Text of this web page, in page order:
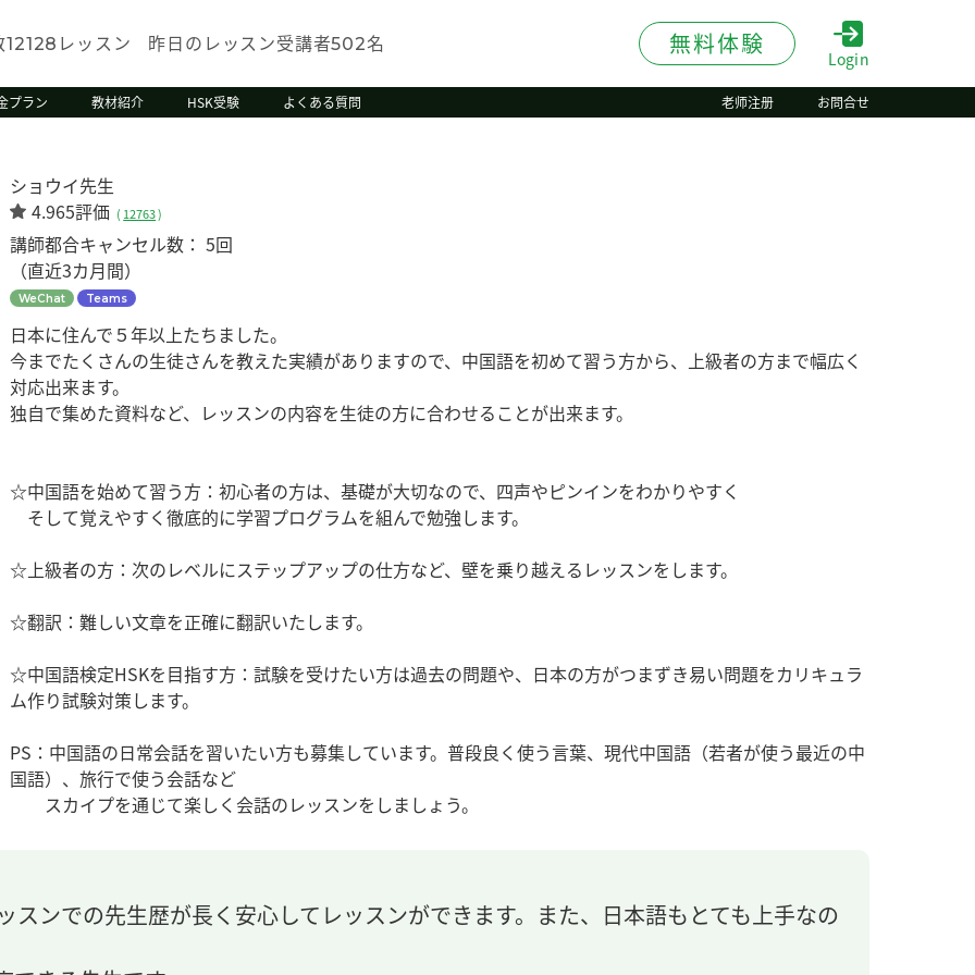
12128 レッスン 昨日のレッスン受講者502名 無料体験
Login
プラン 教材紹介 HSK受験 よくある質問 老师注册 お問合せ
ショウイ先生
4.965評価 ( 12763)
講師都合キャンセル数： 5回
（直近3カ月間）
WeChat Teams
日本に住んで５年以上たちました。
今までたくさんの生徒さんを教えた実績がありますので、中国語を初めて習う方から、上級者の方まで幅広く
対応出来ます。
独自で集めた資料など、レッスンの内容を生徒の方に合わせることが出来ます。
☆中国語を始めて習う方：初心者の方は、基礎が大切なので、四声やピンインをわかりやすく
そして覚えやすく徹底的に学習プログラムを組んで勉強します。
☆上級者の方：次のレベルにステップアップの仕方など、壁を乗り越えるレッスンをします。
☆翻訳：難しい文章を正確に翻訳いたします。
☆中国語検定HSKを目指す方：試験を受けたい方は過去の問題や、日本の方がつまずき易い問題をカリキュラ
ム作り試験対策します。
PS：中国語の日常会話を習いたい方も募集しています。普段良く使う言葉、現代中国語（若者が使う最近の中
国語）、旅行で使う会話など
スカイプを通じて楽しく会話のレッスンをしましょう。
スンでの先生歴が長く安心してレッスンができます。また、日本語もとても上手なの